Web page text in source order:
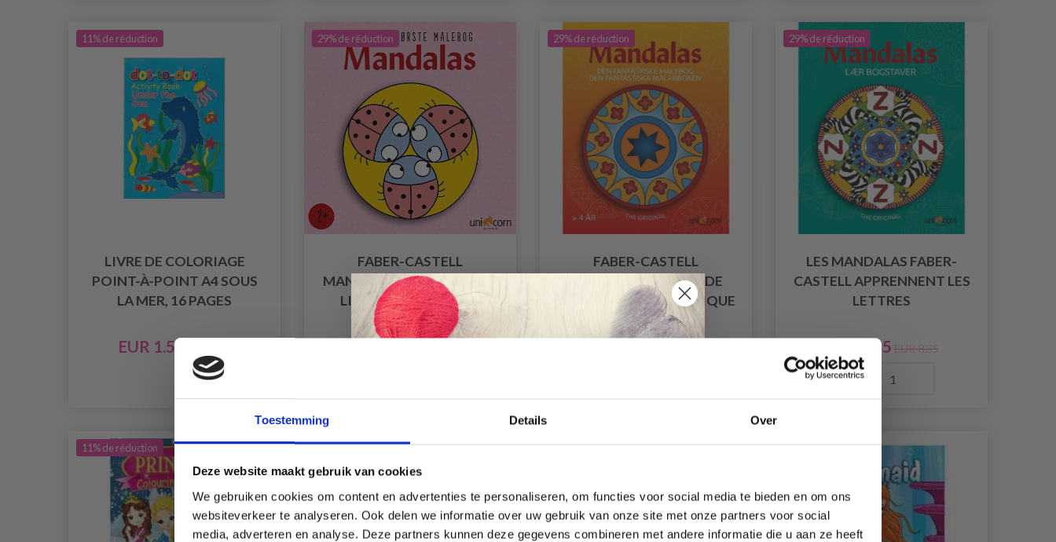
Toestemming Details Over
Deze website maakt gebruik van cookies
We gebruiken cookies om content en advertenties te personaliseren, om functies voor social media te bieden en om ons
websiteverkeer te analyseren. Ook delen we informatie over uw gebruik van onze site met onze partners voor social
media, adverteren en analyse. Deze partners kunnen deze gegevens combineren met andere informatie die u aan ze heeft
11% de réduction
LIVRE DE COLORIAGE
POINT-À-POINT A4 SOUS
LA MER, 16 PAGES
EUR 1.50
29% de réduction
FABER-CASTELL
MANDALAS MON PREMIER
LIVRE DE COLORIAGE
MARIEHØNE
29% de réduction
FABER-CASTELL
MANDALAS LE LIVRE DE
COLORIAGE FANTASTIQUE
4 ANS
29% de réduction
LES MANDALAS FABER-
CASTELL APPRENNENT LES
LETTRES
EUR 5.85 EUR 8.35
Quantité
11% de réduction 29% de réduction 11% de réduction 11% de réduction
Économisez jusqu'à 50 %
offres limitées en vous inscrivant à notre
newsletter gratuite !